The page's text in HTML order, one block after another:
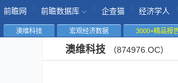
前瞻网 前瞻数据库 企查猫 经济学人
澳维科技 宏观经济数据 3000+精品报
澳维科技 （874976.OC）